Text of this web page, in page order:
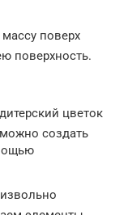
поверх
поверхность.
цветок
создать